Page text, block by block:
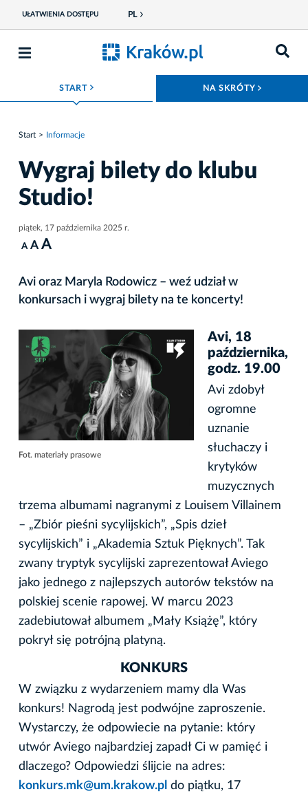
UŁATWIENIA DOSTĘPU PL
START ROZWIŃ MENU NA SKRÓTY
Start Informacje
Wygraj bilety do klubu
Studio!
piątek, 17 października 2025 r.
A A A
Avi oraz Maryla Rodowicz – weź udział w
konkursach i wygraj bilety na te koncerty!
Fot. materiały prasowe
Avi, 18
października,
godz. 19.00
Avi zdobył
ogromne
uznanie
słuchaczy i
krytyków
muzycznych
trzema albumami nagranymi z Louisem Villainem
– „Zbiór pieśni sycylijskich”, „Spis dzieł
sycylijskich” i „Akademia Sztuk Pięknych”. Tak
zwany tryptyk sycylijski zaprezentował Aviego
jako jednego z najlepszych autorów tekstów na
polskiej scenie rapowej. W marcu 2023
zadebiutował albumem „Mały Książę”, który
pokrył się potrójną platyną.
KONKURS
W związku z wydarzeniem mamy dla Was
konkurs! Nagrodą jest podwójne zaproszenie.
Wystarczy, że odpowiecie na pytanie: który
utwór Aviego najbardziej zapadł Ci w pamięć i
dlaczego? Odpowiedzi ślijcie na adres:
konkurs.mk@um.krakow.pl do piątku, 17